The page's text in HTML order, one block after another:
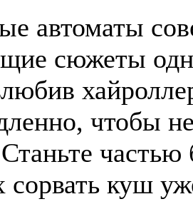
автоматы
сюжеты
чтобы
куш